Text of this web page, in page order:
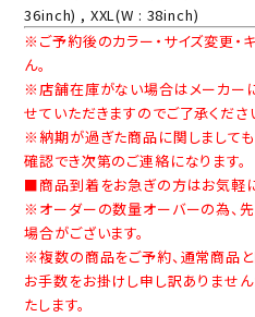
36inch) , XXL(W : 38inch)
※ご予約後のカラー・サイズ変更・
ん。
※店舗在庫がない場合はメーカー
せていただきますのでご了承くださ
※納期が過ぎた商品に関しまして
確認でき次第のご連絡になります。
■商品到着をお急ぎの方はお気軽
※オーダーの数量オーバーの為、
場合がございます。
※複数の商品をご予約、通常商品
お手数をお掛けし申し訳ありませ
たします。